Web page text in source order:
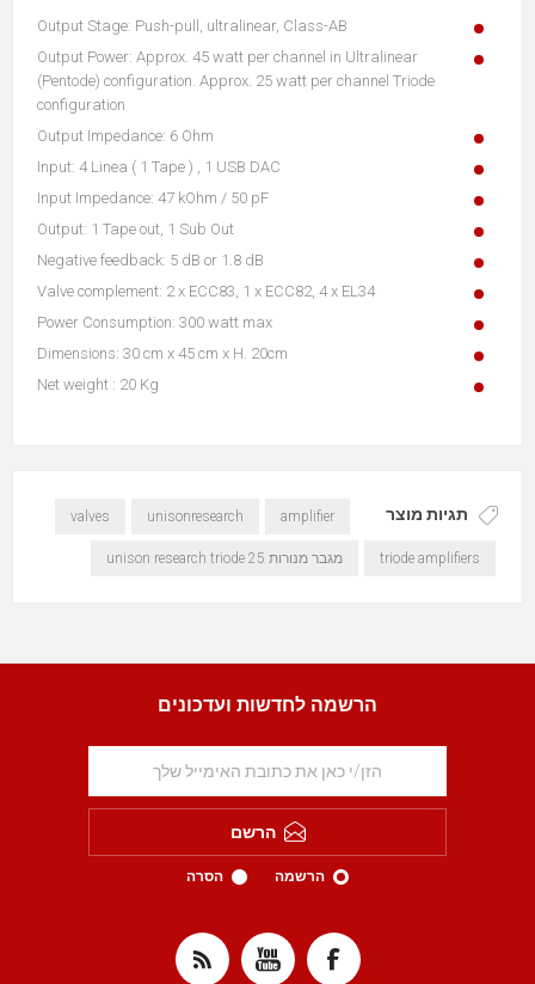
Output Stage: Push-pull, ultralinear, Class-AB
Output Power: Approx. 45 watt per channel in Ultralinear
(Pentode) configuration. Approx. 25 watt per channel Triode
configuration
Output Impedance: 6 Ohm
Input: 4 Linea ( 1 Tape ) , 1 USB DAC
Input Impedance: 47 kOhm / 50 pF
Output: 1 Tape out, 1 Sub Out
Negative feedback: 5 dB or 1.8 dB
Valve complement: 2 x ECC83, 1 x ECC82, 4 x EL34
Power Consumption: 300 watt max
Dimensions: 30 cm x 45 cm x H. 20cm
Net weight : 20 Kg
תגיות מוצר amplifier
unisonresearch
valves
triode amplifiers מגבר מנורות unison research triode 25
הרשמה לחדשות ועדכונים
הרשם
הרשמה הסרה